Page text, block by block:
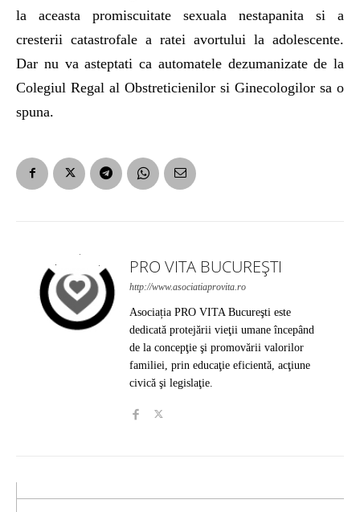
la aceasta promiscuitate sexuala nestapanita si a
cresterii catastrofale a ratei avortului la adolescente.
Dar nu va asteptati ca automatele dezumanizate de la
Colegiul Regal al Obstreticienilor si Ginecologilor sa o
spuna.
PRO VITA BUCUREȘTI
http://www.asociatiaprovita.ro
Asociația PRO VITA Bucureşti este
dedicată protejării vieţii umane începând
de la concepţie şi promovării valorilor
familiei, prin educaţie eficientă, acţiune
civică şi legislaţie.